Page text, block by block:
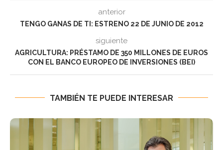
anterior
TENGO GANAS DE TI: ESTRENO 22 DE JUNIO DE 2012
siguiente
AGRICULTURA: PRÉSTAMO DE 350 MILLONES DE EUROS
CON EL BANCO EUROPEO DE INVERSIONES (BEI)
TAMBIÉN TE PUEDE INTERESAR